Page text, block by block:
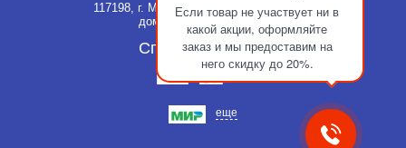
Если товар не участвует ни в
какой акции, оформляйте
заказ и мы предоставим на
него скидку до 20%.
117198, г. Москва, ул. Миклухо-Маклая,
дом 8, стр. 3, офис 311
Способы оплаты
еще